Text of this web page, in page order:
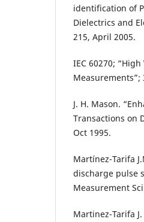
identification of
Dielectrics and
215, April 2005.
IEC 60270;
Measurements”;
J. H. Mason.
Transactions on
Oct 1995.
Martínez-Tarifa
discharge pulse
Measurement
Martinez-Tarifa